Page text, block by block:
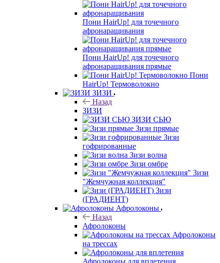
Пони HairUp! для точечного
афронаращивания
Пони HairUp! для точечного
афронаращивания прямые
Пони
HairUp! Термоволокно
ЗИЗИ
Назад
ЗИЗИ
ЗИЗИ СЬЮ
Зизи прямые
Зизи
гофрированные
Зизи волна
Зизи омбре
Зизи
"Жемчужная коллекция"
Зизи
(ГРАДИЕНТ)
Афролоконы
Назад
Афролоконы
Афролоконы
на трессах
Афролоконы для вплетения